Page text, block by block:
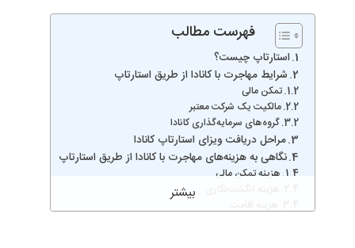
فهرست مطالب
استارتاپ چیست؟
شرایط مهاجرت با کانادا از طریق استارتاپ
تمکن مالی
مالکیت یک شرکت معتبر
گروه‌های سرمایه‌گذاری کانادا
مراحل دریافت ویزای استارتاپ کانادا
نگاهی به هزینه‌های مهاجرت با کانادا از طریق استارتاپ
هزینه تمکن مالی